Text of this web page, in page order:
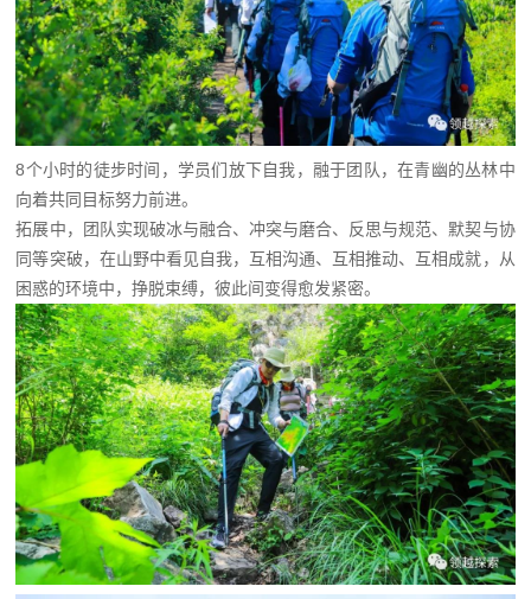
8个小时的徒步时间，学员们放下自我，融于团队，在青幽的丛林中
向着共同目标努力前进。
拓展中，团队实现破冰与融合、冲突与磨合、反思与规范、默契与协
同等突破，在山野中看见自我，互相沟通、互相推动、互相成就，从
困惑的环境中，挣脱束缚，彼此间变得愈发紧密。